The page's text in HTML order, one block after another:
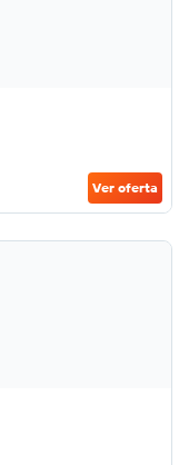
Ver oferta